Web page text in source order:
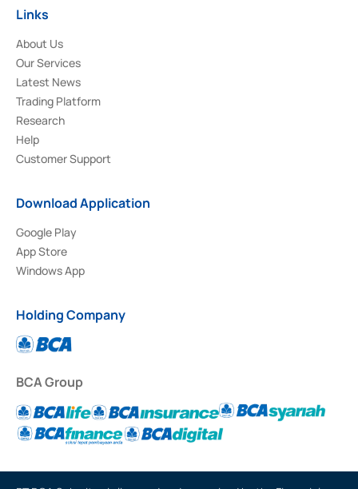
Links
About Us
Our Services
Latest News
Trading Platform
Research
Help
Customer Support
Download Application
Google Play
App Store
Windows App
Holding Company
BCA Group